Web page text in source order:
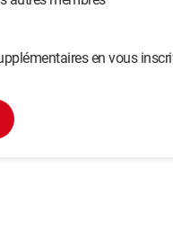
en vous